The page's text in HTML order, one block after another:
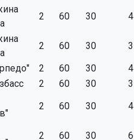
2 60 30 4
2 60 30
3
2 60 30
4
2 60 30
3
2 60 30 4
2 60 30 6